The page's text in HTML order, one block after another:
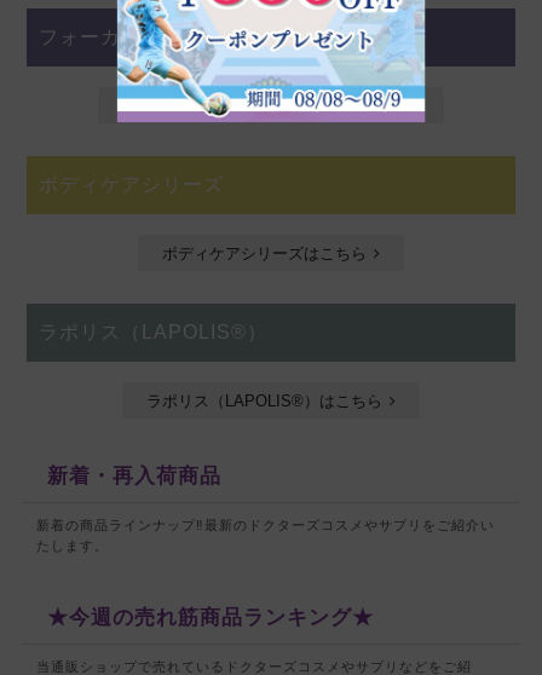
フォーカススキンテックプラス
フォーカススキンテックプラスはこちら
ボディケアシリーズ
ボディケアシリーズはこちら
ラポリス（LAPOLIS®）
ラポリス（LAPOLIS®）はこちら
新着・再入荷商品
新着の商品ラインナップ‼最新のドクターズコスメやサプリをご紹介い
たします。
★今週の売れ筋商品ランキング★
当通販ショップで売れているドクターズコスメやサプリなどをご紹